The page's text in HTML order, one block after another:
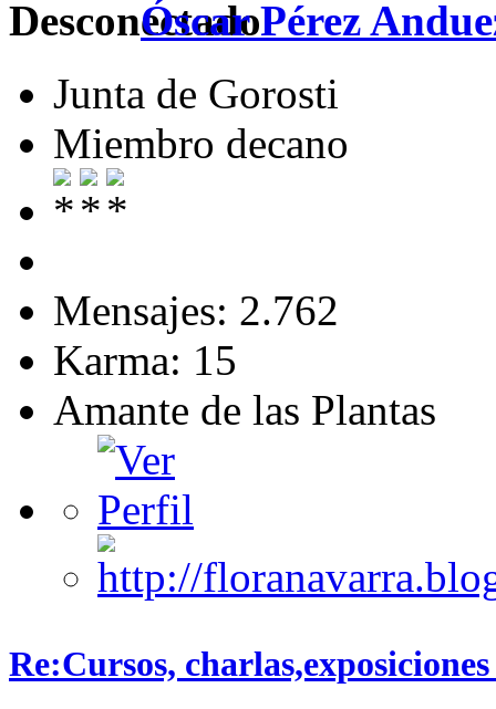
Óscar Pérez
Junta de Gorosti
Miembro decano
Mensajes: 2.762
Karma: 15
Amante de las Plantas
Re:Cursos,